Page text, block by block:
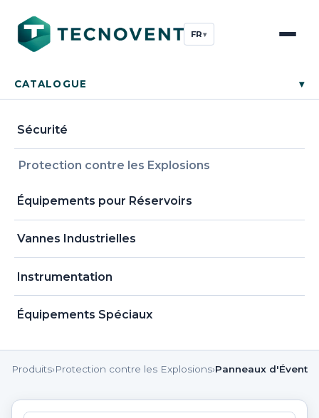
FR▾
CATALOGUE ▾
Sécurité
Protection contre les Explosions
Équipements pour Réservoirs
Vannes Industrielles
Instrumentation
Équipements Spéciaux
Produits›Protection contre les Explosions›Panneaux d'Évent